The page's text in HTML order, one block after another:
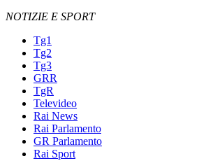
NOTIZIE E SPORT
Tg1
Tg2
Tg3
GRR
TgR
Televideo
Rai News
Rai Parlamento
GR Parlamento
Rai Sport